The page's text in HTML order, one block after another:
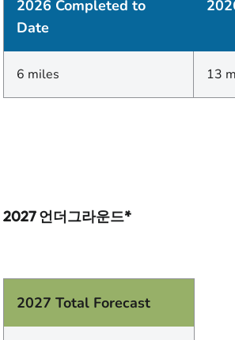
2026 Completed to
Date
6 miles 13
2027 언더그라운드*
2027 Total Forecast